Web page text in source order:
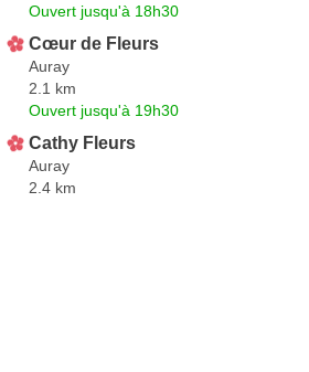
Ouvert jusqu'à 18h30
Cœur de Fleurs
Auray
2.1 km
Ouvert jusqu'à 19h30
Cathy Fleurs
Auray
2.4 km